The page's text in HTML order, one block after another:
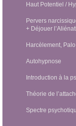
Haut Potentiel /
Pervers
+ Déjouer
Harcèlement,
Autohypnose
Introduction à la
Théorie de
Spectre